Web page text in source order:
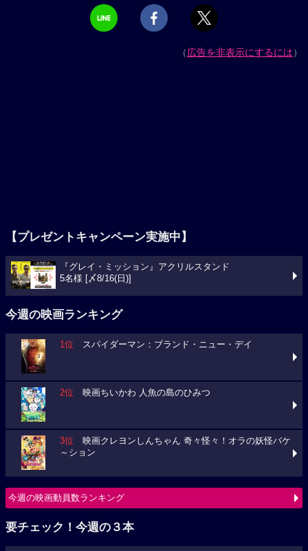
（広告を非表示にするには）
【プレゼントキャンペーン実施中】
『グレイ・ミッション』アクリルスタンド
5名様 [〆8/16(日)]
今週の映画ランキング
1位 スパイダーマン：ブランド・ニュー・デイ
2位 映画ちいかわ 人魚の島のひみつ
3位 映画クレヨンしんちゃん 奇々怪々！オラの妖怪バケ
～ション
今週の映画動員数ランキング
要チェック！今週の３本